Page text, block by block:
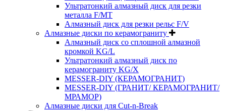
Ультратонкий алмазный диск для резки
металла F/MT
Алмазный диск для резки рельс F/V
Алмазные диски по керамограниту
Алмазный диск со сплошной алмазной
кромкой KG/L
Ультратонкий алмазный диск по
керамограниту KG/X
MESSER-DIY (КЕРАМОГРАНИТ)
MESSER-DIY (ГРАНИТ/ КЕРАМОГРАНИТ/
МРАМОР)
Алмазные диски для Cut-n-Break